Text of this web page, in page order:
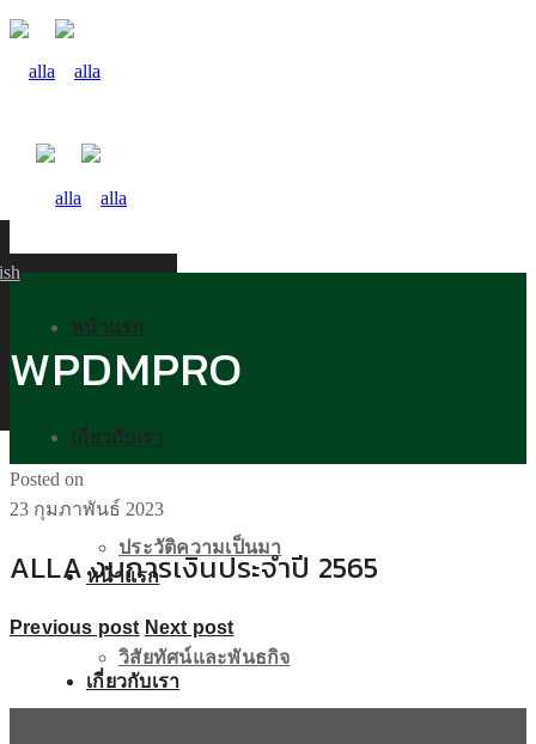
หน้าแรก
เกี่ยวกับเรา
หน้าแรก
เกี่ยวกับเรา
ประวัติความเป็นมา
วิสัยทัศน์และพันธกิจ
WPDMPRO
Posted on
23 กุมภาพันธ์ 2023
ALLA งบการเงินประจำปี 2565
Previous post Next post